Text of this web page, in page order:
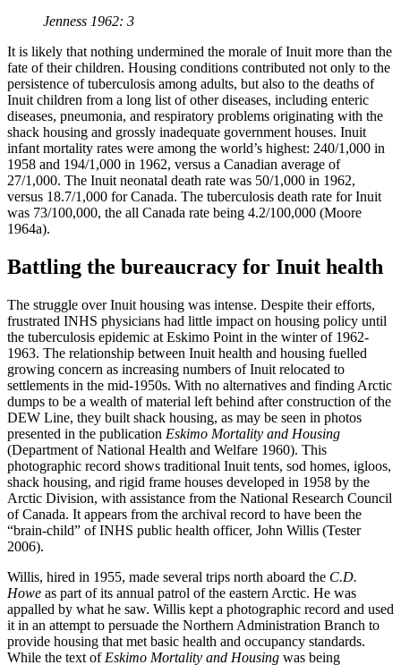
Jenness 1962: 3
It is likely that nothing undermined the morale of Inuit more than the
fate of their children. Housing conditions contributed not only to the
persistence of tuberculosis among adults, but also to the deaths of
Inuit children from a long list of other diseases, including enteric
diseases, pneumonia, and respiratory problems originating with the
shack housing and grossly inadequate government houses. Inuit
infant mortality rates were among the world’s highest: 240/1,000 in
1958 and 194/1,000 in 1962, versus a Canadian average of
27/1,000. The Inuit neonatal death rate was 50/1,000 in 1962,
versus 18.7/1,000 for Canada. The tuberculosis death rate for Inuit
was 73/100,000, the all Canada rate being 4.2/100,000 (Moore
1964a).
Battling the bureaucracy for Inuit health
The struggle over Inuit housing was intense. Despite their efforts,
frustrated INHS physicians had little impact on housing policy until
the tuberculosis epidemic at Eskimo Point in the winter of 1962-
1963. The relationship between Inuit health and housing fuelled
growing concern as increasing numbers of Inuit relocated to
settlements in the mid-1950s. With no alternatives and finding Arctic
dumps to be a wealth of material left behind after construction of the
DEW Line, they built shack housing, as may be seen in photos
presented in the publication Eskimo Mortality and Housing
(Department of National Health and Welfare 1960). This
photographic record shows traditional Inuit tents, sod homes, igloos,
shack housing, and rigid frame houses developed in 1958 by the
Arctic Division, with assistance from the National Research Council
of Canada. It appears from the archival record to have been the
“brain-child” of INHS public health officer, John Willis (Tester
2006).
Willis, hired in 1955, made several trips north aboard the C.D.
Howe as part of its annual patrol of the eastern Arctic. He was
appalled by what he saw. Willis kept a photographic record and used
it in an attempt to persuade the Northern Administration Branch to
provide housing that met basic health and occupancy standards.
While the text of Eskimo Mortality and Housing was being